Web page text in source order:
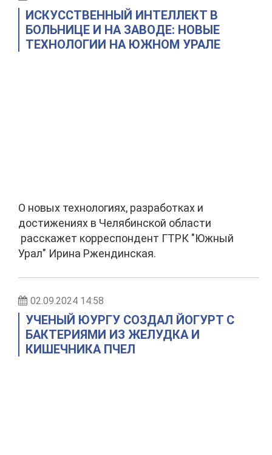
ИСКУССТВЕННЫЙ ИНТЕЛЛЕКТ В
БОЛЬНИЦЕ И НА ЗАВОДЕ: НОВЫЕ
ТЕХНОЛОГИИ НА ЮЖНОМ УРАЛЕ
О новых технологиях, разработках и
достижениях в Челябинской области
расскажет корреспондент ГТРК "Южный
Урал" Ирина Ржендинская.
02.09.2024 14:58
УЧЕНЫЙ ЮУРГУ СОЗДАЛ ЙОГУРТ С
БАКТЕРИЯМИ ИЗ ЖЕЛУДКА И
КИШЕЧНИКА ПЧЕЛ